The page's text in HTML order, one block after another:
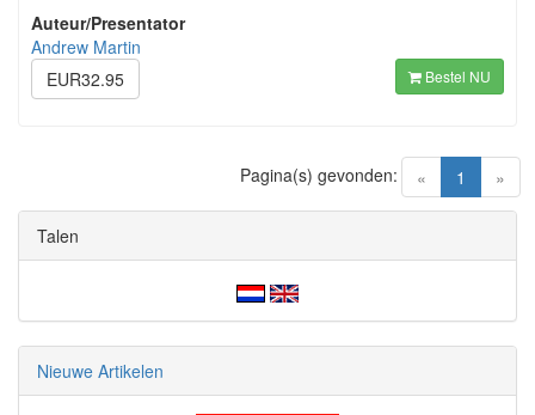
Auteur/Presentator
Andrew Martin
EUR32.95
Bestel NU
« 1 (current)
»
Pagina(s) gevonden:
Talen
Nieuwe Artikelen